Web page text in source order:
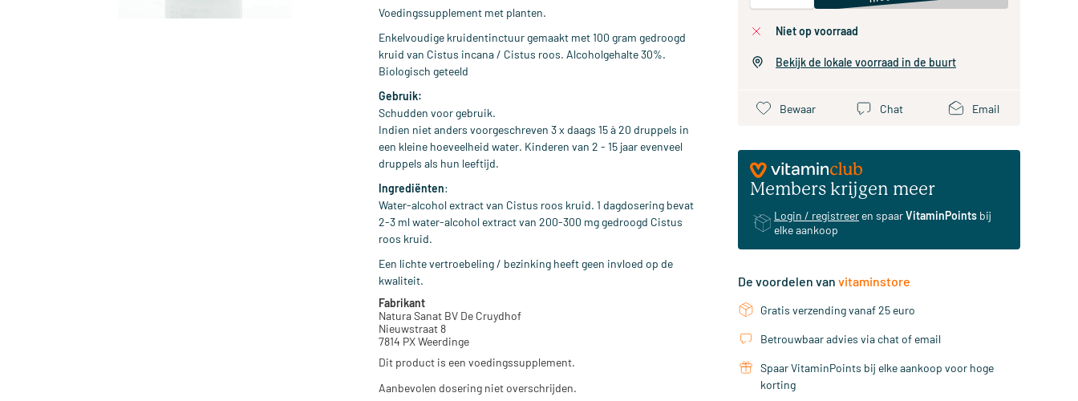
Voedingssupplement met planten.
Enkelvoudige kruidentinctuur gemaakt met 100 gram gedroogd
kruid van Cistus incana / Cistus roos. Alcoholgehalte 30%.
Biologisch geteeld
Gebruik:
Schudden voor gebruik.
Indien niet anders voorgeschreven 3 x daags 15 à 20 druppels in
een kleine hoeveelheid water. Kinderen van 2 - 15 jaar evenveel
druppels als hun leeftijd.
Ingrediënten:
Water-alcohol extract van Cistus roos kruid. 1 dagdosering bevat
2-3 ml water-alcohol extract van 200-300 mg gedroogd Cistus
roos kruid.
Een lichte vertroebeling / bezinking heeft geen invloed op de
kwaliteit.
Fabrikant
Natura Sanat BV De Cruydhof
Nieuwstraat 8
7814 PX Weerdinge
Dit product is een voedingssupplement.
Aanbevolen dosering niet overschrijden.
niet op voorraad
Bekijk de lokale voorraad in de buurt
Bewaar Chat Email
Members krijgen meer
Login / registreer en spaarVitaminPoints bij
elke aankoop
De voordelen van vitaminstore
Gratis verzending vanaf 25 euro
Betrouwbaar advies via chat of email
Spaar VitaminPoints bij elke aankoop voor hoge
korting